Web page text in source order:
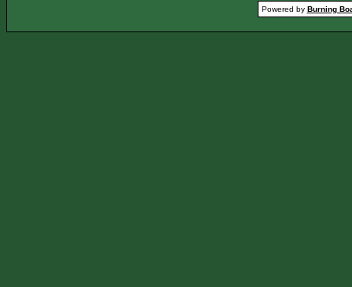
Powered by Burning